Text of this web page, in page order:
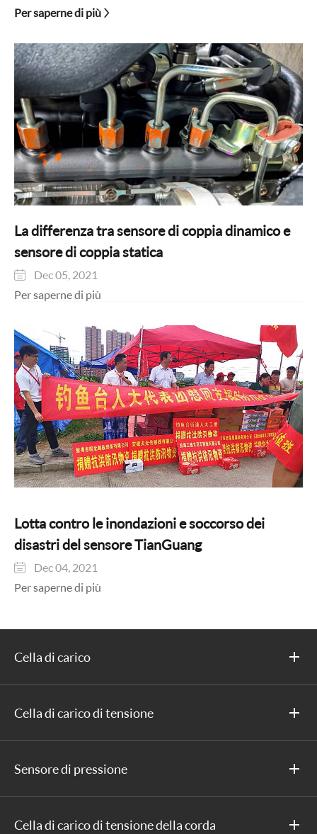
Per saperne di più
La differenza tra sensore di coppia dinamico e
sensore di coppia statica

Dec 05, 2021
Per saperne di più
Lotta contro le inondazioni e soccorso dei
disastri del sensore TianGuang

Dec 04, 2021
Per saperne di più
Cella di carico
Cella di carico di tensione
Sensore di pressione
Cella di carico di tensione della corda